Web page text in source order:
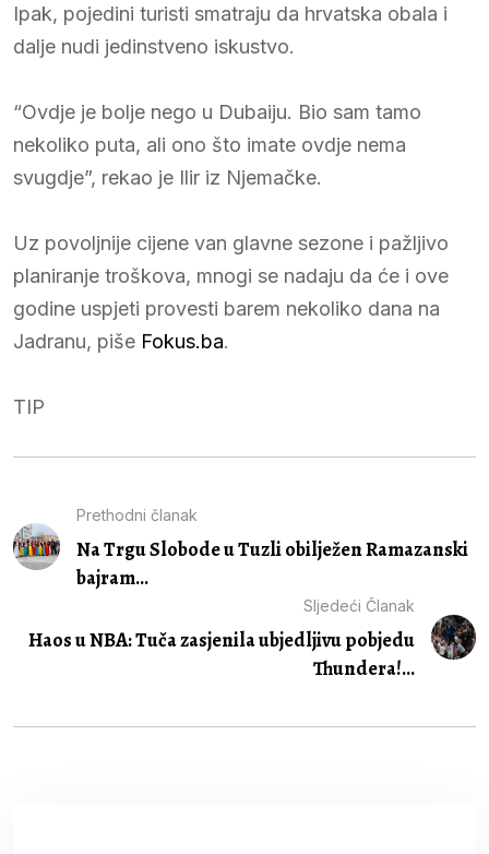
Ipak, pojedini turisti smatraju da hrvatska obala i
dalje nudi jedinstveno iskustvo.
“Ovdje je bolje nego u Dubaiju. Bio sam tamo
nekoliko puta, ali ono što imate ovdje nema
svugdje”, rekao je Ilir iz Njemačke.
Uz povoljnije cijene van glavne sezone i pažljivo
planiranje troškova, mnogi se nadaju da će i ove
godine uspjeti provesti barem nekoliko dana na
Jadranu, piše Fokus.ba.
TIP
Prethodni članak
Na Trgu Slobode u Tuzli obilježen Ramazanski
bajram...
Sljedeći Članak
Haos u NBA: Tuča zasjenila ubjedljivu pobjedu
Thundera!...